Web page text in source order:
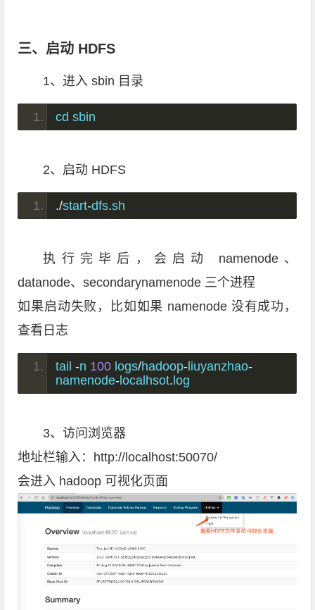
三、启动 HDFS
1、进入 sbin 目录
cd sbin
2、启动 HDFS
./start-dfs.sh
执行完毕后，会启动 namenode、
datanode、secondarynamenode 三个进程
如果启动失败，比如如果 namenode 没有成功，
查看日志
tail -n 100 logs/hadoop- liuyanzhao-
namenode- localhsot. log
3、访问浏览器
地址栏输入：http://localhost:50070/
会进入 hadoop 可视化页面